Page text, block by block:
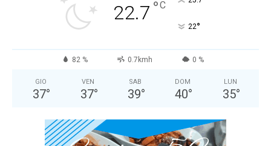
22.7 °C
22°
82 % 0.7kmh 0 %
GIO
37°
VEN
37°
SAB
39°
DOM
40°
LUN
35°